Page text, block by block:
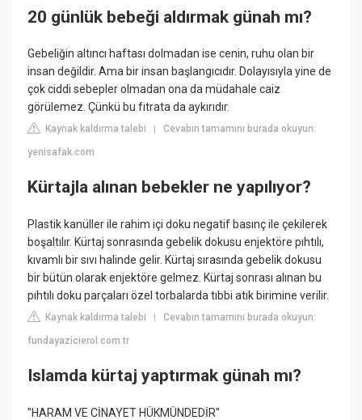
20 günlük bebeği aldırmak günah mı?
Gebeliğin altıncı haftası dolmadan ise cenin, ruhu olan bir
insan değildir. Ama bir insan başlangıcıdır. Dolayısıyla yine de
çok ciddi sebepler olmadan ona da müdahale caiz
görülemez. Çünkü bu fıtrata da aykırıdır.
Kaynak kaldırma talebi |Cevabın tamamını burada okuyun:
yenisafak.com
Kürtajla alınan bebekler ne yapılıyor?
Plastik kanüller ile rahim içi doku negatif basınç ile çekilerek
boşaltılır. Kürtaj sonrasında gebelik dokusu enjektöre pıhtılı,
kıvamlı bir sıvı halinde gelir. Kürtaj sırasında gebelik dokusu
bir bütün olarak enjektöre gelmez. Kürtaj sonrası alınan bu
pıhtılı doku parçaları özel torbalarda tıbbi atık birimine verilir.
Kaynak kaldırma talebi |Cevabın tamamını burada okuyun:
fundayazicierol.com.tr
Islamda kürtaj yaptırmak günah mı?
"HARAM VE CİNAYET HÜKMÜNDEDİR"